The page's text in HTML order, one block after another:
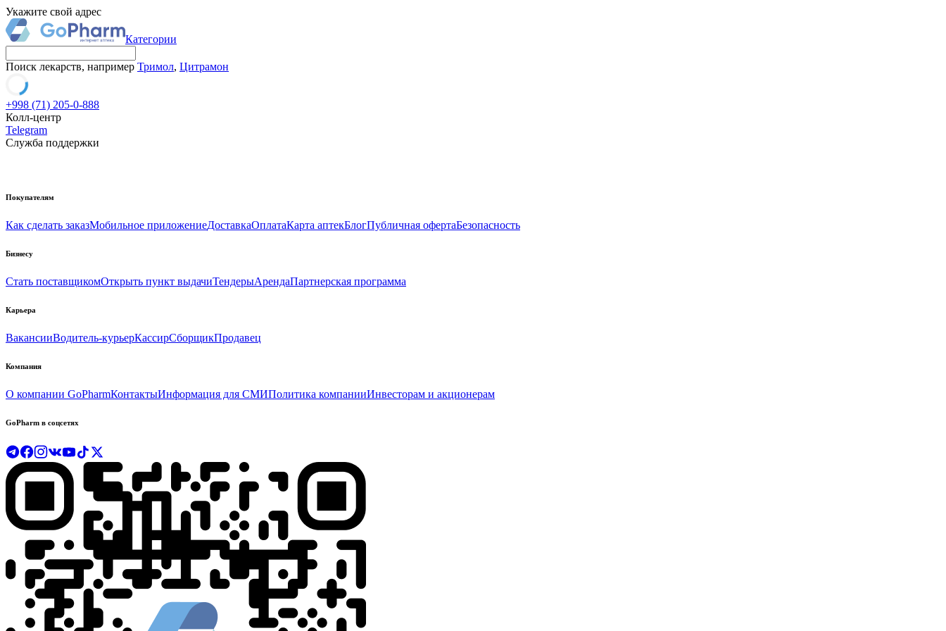
Укажите свой адрес
Категории
Поиск лекарств, например Тримол, Цитрамон
+998 (71) 205-0-888
Колл-центр
Telegram
Служба поддержки
Покупателям
Как сделать заказМобильное приложениеДоставкаОплатаКарта аптекБлогПубличная офертаБезопасность
Бизнесу
Стать поставщикомОткрыть пункт выдачиТендерыАрендаПартнерская программа
Карьера
ВакансииВодитель-курьерКассирСборщикПродавец
Компания
О компании GoPharmКонтактыИнформация для СМИПолитика компанииИнвесторам и акционерам
GoPharm в соцсетях